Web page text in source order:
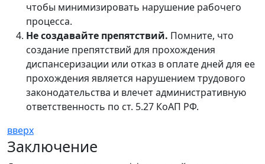
чтобы минимизировать нарушение рабочего
процесса.
Не создавайте препятствий. Помните, что
создание препятствий для прохождения
диспансеризации или отказ в оплате дней для ее
прохождения является нарушением трудового
законодательства и влечет административную
ответственность по ст. 5.27 КоАП РФ.
вверх
Заключение